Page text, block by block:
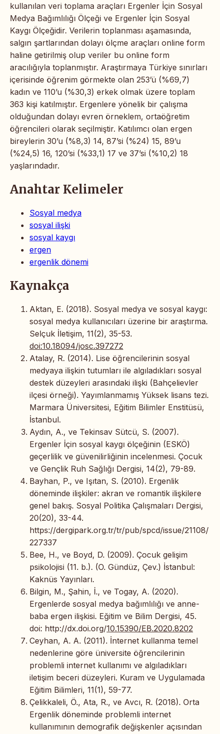
kullanılan veri toplama araçları Ergenler İçin Sosyal
Medya Bağımlılığı Ölçeği ve Ergenler İçin Sosyal
Kaygı Ölçeğidir. Verilerin toplanması aşamasında,
salgın şartlarından dolayı ölçme araçları online form
haline getirilmiş olup veriler bu online form
aracılığıyla toplanmıştır. Araştırmaya Türkiye sınırları
içerisinde öğrenim görmekte olan 253’ü (%69,7)
kadın ve 110’u (%30,3) erkek olmak üzere toplam
363 kişi katılmıştır. Ergenlere yönelik bir çalışma
olduğundan dolayı evren örneklem, ortaöğretim
öğrencileri olarak seçilmiştir. Katılımcı olan ergen
bireylerin 30’u (%8,3) 14, 87’si (%24) 15, 89’u
(%24,5) 16, 120’si (%33,1) 17 ve 37’si (%10,2) 18
yaşlarındadır.
Anahtar Kelimeler
Sosyal medya
sosyal ilişki
sosyal kaygı
ergen
ergenlik dönemi
Kaynakça
Aktan, E. (2018). Sosyal medya ve sosyal kaygı:
sosyal medya kullanıcıları üzerine bir araştırma.
Selçuk İletişim, 11(2), 35-53.
doi:10.18094/josc.397272
Atalay, R. (2014). Lise öğrencilerinin sosyal
medyaya ilişkin tutumları ile algıladıkları sosyal
destek düzeyleri arasındaki ilişki (Bahçelievler
ilçesi örneği). Yayımlanmamış Yüksek lisans tezi.
Marmara Üniversitesi, Eğitim Bilimler Enstitüsü,
İstanbul.
Aydın, A., ve Tekinsav Sütcü, S. (2007).
Ergenler İçin sosyal kaygı ölçeğinin (ESKÖ)
geçerlilik ve güvenilirliğinin incelenmesi. Çocuk
ve Gençlik Ruh Sağlığı Dergisi, 14(2), 79-89.
Bayhan, P., ve Işıtan, S. (2010). Ergenlik
döneminde ilişkiler: akran ve romantik ilişkilere
genel bakış. Sosyal Politika Çalışmaları Dergisi,
20(20), 33-44.
https://dergipark.org.tr/tr/pub/spcd/issue/21108/
227337
Bee, H., ve Boyd, D. (2009). Çocuk gelişim
psikolojisi (11. b.). (O. Gündüz, Çev.) İstanbul:
Kaknüs Yayınları.
Bilgin, M., Şahin, İ., ve Togay, A. (2020).
Ergenlerde sosyal medya bağımlılığı ve anne-
baba ergen ilişkisi. Eğitim ve Bilim Dergisi, 45.
doi: http://dx.doi.org/10.15390/EB.2020.8202
Ceyhan, A. A. (2011). İnternet kullanma temel
nedenlerine göre üniversite öğrencilerinin
problemli internet kullanımı ve algıladıkları
iletişim beceri düzeyleri. Kuram ve Uygulamada
Eğitim Bilimleri, 11(1), 59-77.
Çelikkaleli, Ö., Ata, R., ve Avcı, R. (2018). Orta
Ergenlik döneminde problemli internet
kullanımının demografik değişkenler açısından